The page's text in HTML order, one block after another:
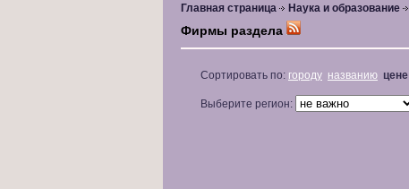
Главная страница Наука и образование
Фирмы раздела
Сортировать по: городу названию цене
Выберите регион: